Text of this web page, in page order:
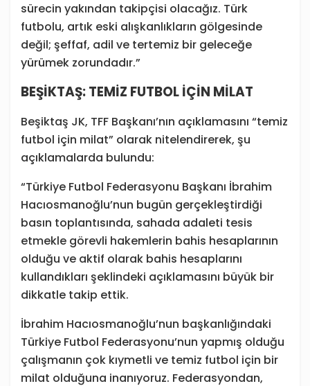
sürecin yakından takipçisi olacağız. Türk
futbolu, artık eski alışkanlıkların gölgesinde
değil; şeffaf, adil ve tertemiz bir geleceğe
yürümek zorundadır.”
BEŞİKTAŞ: TEMİZ FUTBOL İÇİN MİLAT
Beşiktaş JK, TFF Başkanı’nın açıklamasını “temiz
futbol için milat” olarak nitelendirerek, şu
açıklamalarda bulundu:
“Türkiye Futbol Federasyonu Başkanı İbrahim
Hacıosmanoğlu’nun bugün gerçekleştirdiği
basın toplantısında, sahada adaleti tesis
etmekle görevli hakemlerin bahis hesaplarının
olduğu ve aktif olarak bahis hesaplarını
kullandıkları şeklindeki açıklamasını büyük bir
dikkatle takip ettik.
İbrahim Hacıosmanoğlu’nun başkanlığındaki
Türkiye Futbol Federasyonu’nun yapmış olduğu
çalışmanın çok kıymetli ve temiz futbol için bir
milat olduğuna inanıyoruz. Federasyondan,